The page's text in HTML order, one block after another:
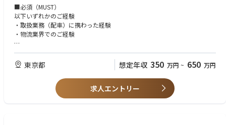
・リーダー/マネージャー/事業責任者等への昇格
・IS/FS/PdM など他ロールへのシフト（適性・希望に応じて）
実際に、事業責任者やVPクラスに就任している20代も複数おり、入社年
次や年齢に捉われずチャレンジするカルチャーが根付いています。
具体的には…
・荷主（大手食品メーカー、3PL企業など）からの配車依頼に対する手配
業務
自社プラットフォーム「ハコベル」を活用し、空き車両を保有する運送
会社を選定。電話やメールでのフォローを通じてマッチングを実施
遅延・キャンセルなどのイレギュラー発生時において、関係各所と連携
しながら解決まで対応
★ポジションの魅力
■必須（MUST）
以下いずれかのご経験
・取扱業務（配車）に携わった経験
・物流業界でのご経験
■歓迎（WANT）
・チームで業務に取り組む事が好きな方
・業務上の課題を発見し、アウトプット出来る方
・周りを素直に頼れる方
・物流業界でのご経験がある方
東京都 想定年収 350 万円 ~ 650 万円
求人エントリー